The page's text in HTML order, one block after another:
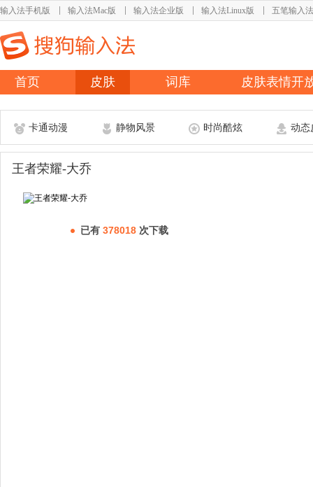
输入法手机版 输入法Mac版 输入法企业版 输入法Linux版 五笔输入法
首页 皮肤 词库 皮肤表情开
卡通动漫 静物风景 时尚酷炫 动态
王者荣耀-大乔
已有 378018 次下载